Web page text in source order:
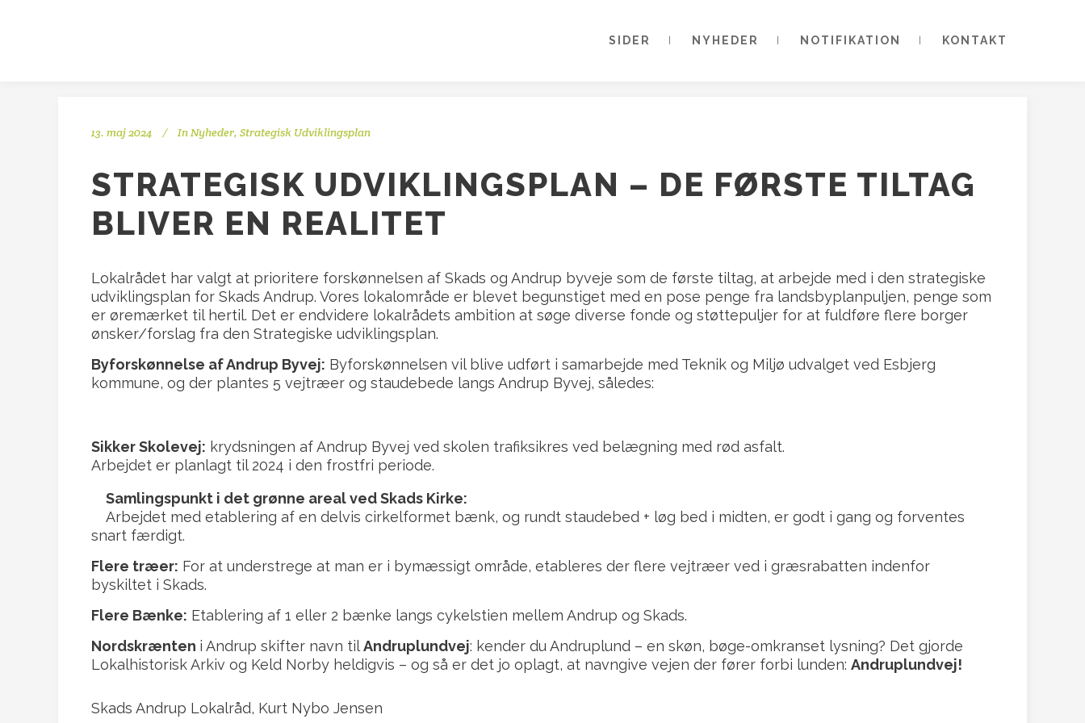
SIDER NYHEDER NOTIFIKATION KONTAKT
13. maj 2024 InNyheder, Strategisk Udviklingsplan
STRATEGISK UDVIKLINGSPLAN – DE FØRSTE TILTAG
BLIVER EN REALITET
Lokalrådet har valgt at prioritere forskønnelsen af Skads og Andrup byveje som de første tiltag, at arbejde med i den strategiske
udviklingsplan for Skads Andrup. Vores lokalområde er blevet begunstiget med en pose penge fra landsbyplanpuljen, penge som
er øremærket til hertil. Det er endvidere lokalrådets ambition at søge diverse fonde og støttepuljer for at fuldføre flere borger
ønsker/forslag fra den Strategiske udviklingsplan.
Byforskønnelse af Andrup Byvej: Byforskønnelsen vil blive udført i samarbejde med Teknik og Miljø udvalget ved Esbjerg
kommune, og der plantes 5 vejtræer og staudebede langs Andrup Byvej, således:
Sikker Skolevej: krydsningen af Andrup Byvej ved skolen trafiksikres ved belægning med rød asfalt.
Arbejdet er planlagt til 2024 i den frostfri periode.
Samlingspunkt i det grønne areal ved Skads Kirke:
Arbejdet med etablering af en delvis cirkelformet bænk, og rundt staudebed + løg bed i midten, er godt i gang og forventes
snart færdigt.
Flere træer: For at understrege at man er i bymæssigt område, etableres der flere vejtræer ved i græsrabatten indenfor
byskiltet i Skads.
Flere Bænke: Etablering af 1 eller 2 bænke langs cykelstien mellem Andrup og Skads.
Nordskrænten i Andrup skifter navn tilAndruplundvej: kender du Andruplund – en skøn, bøge-omkranset lysning? Det gjorde
Lokalhistorisk Arkiv og Keld Norby heldigvis – og så er det jo oplagt, at navngive vejen der fører forbi lunden: Andruplundvej!
Skads Andrup Lokalråd, Kurt Nybo Jensen